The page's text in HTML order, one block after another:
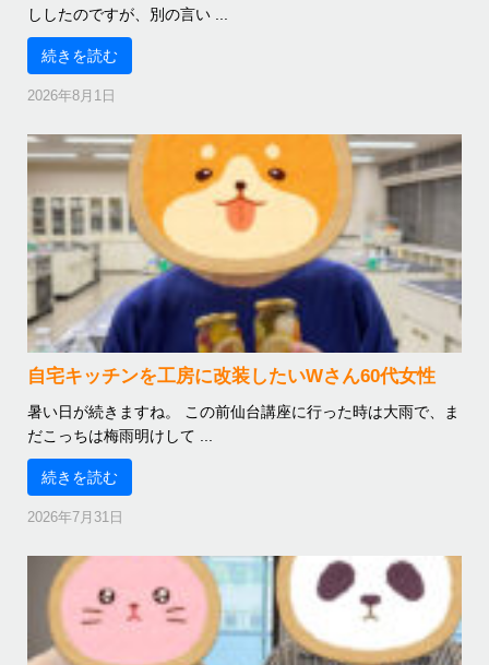
ししたのですが、別の言い ...
続きを読む
2026年8月1日
自宅キッチンを工房に改装したいWさん60代女性
暑い日が続きますね。 この前仙台講座に行った時は大雨で、ま
だこっちは梅雨明けして ...
続きを読む
2026年7月31日